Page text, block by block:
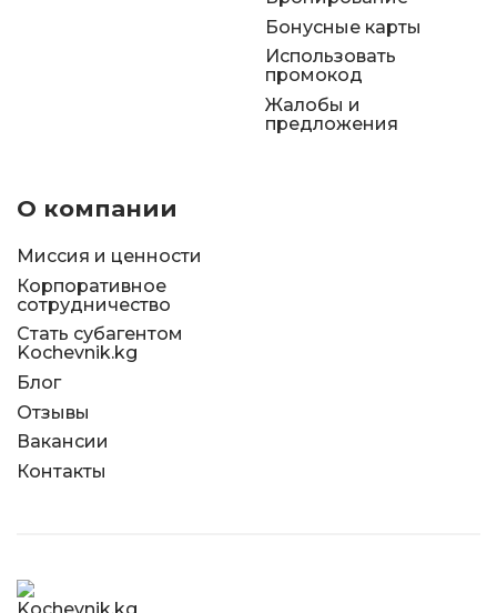
Бонусные карты
Использовать
промокод
Жалобы и
предложения
О компании
Миссия и ценности
Корпоративное
сотрудничество
Стать субагентом
Kochevnik.kg
Блог
Отзывы
Вакансии
Контакты